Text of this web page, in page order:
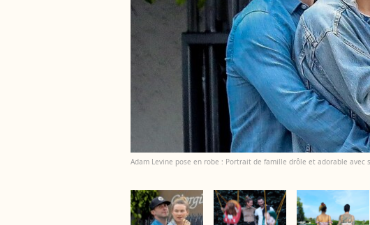
Adam Levine pose en robe : Portrait de famille drôle et adorable avec